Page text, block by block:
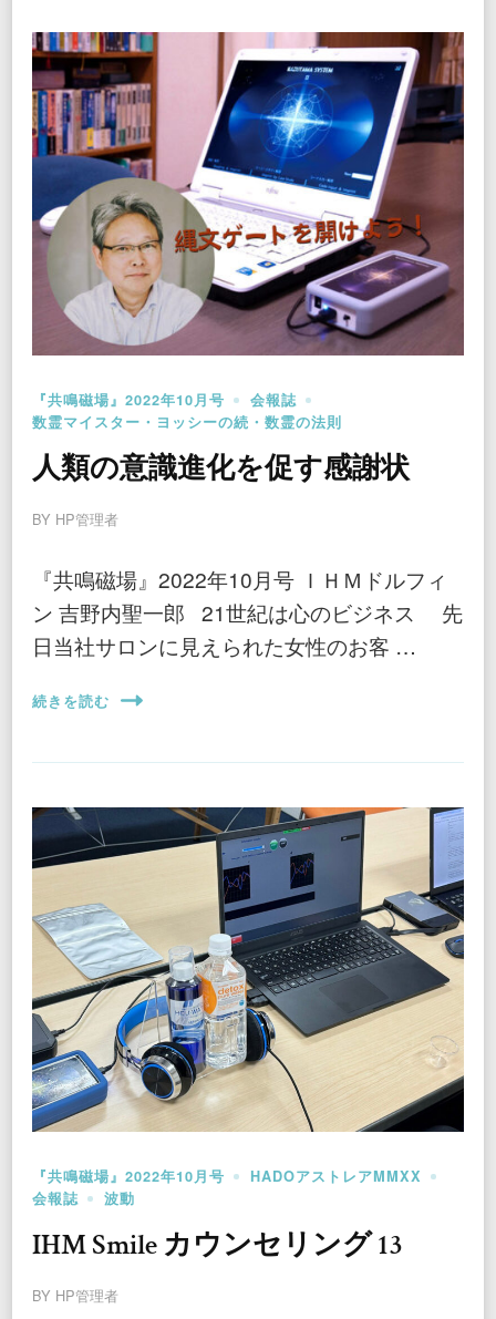
『共鳴磁場』2022年10月号
会報誌
数霊マイスター・ヨッシーの続・数霊の法則
人類の意識進化を促す感謝状
BY HP管理者
『共鳴磁場』2022年10月号 ＩＨＭドルフィ
ン 吉野内聖一郎 21世紀は心のビジネス 先
日当社サロンに見えられた女性のお客 …
続きを読む
『共鳴磁場』2022年10月号
HADOアストレアMMXX
会報誌
波動
IHM Smile カウンセリング 13
BY HP管理者